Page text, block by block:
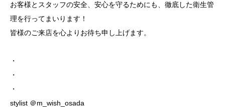
お客様とスタッフの安全、安心を守るためにも、徹底した衛生管
理を行ってまいります！
皆様のご来店を心よりお待ち申し上げます。
・
・
・
stylist ＠m_wish_osada